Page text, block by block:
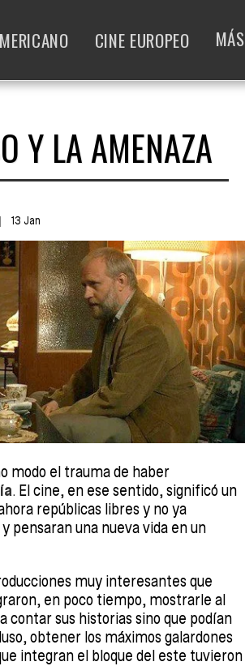
CINE EUROPEO MÁS
Y LA AMENAZA
13 Jan
modo el trauma de haber
. El cine, en ese sentido, significó un
repúblicas libres y no ya
pensaran una nueva vida en un
muy interesantes que
en poco tiempo, mostrarle al
contar sus historias sino que podían
obtener los máximos galardones
integran el bloque del este tuvieron